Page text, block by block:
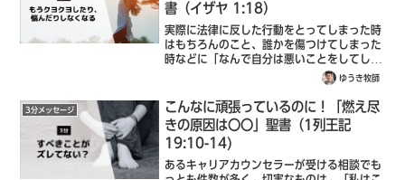
書（イザヤ 1:18）
実際に法律に反した行動をとってしまった時
はもちろんのこと、誰かを傷つけてしまった
時などに「なんで自分は悪いことをしてしま
ったんだ...」と自分自身を責めたり後悔して
いるときにおきる感情を「罪悪感」と言いま
す。心理カウンセラーの根本 裕幸（ね...
ゆうき牧師
3分メッセージ
こんなに頑張っているのに！「燃え尽
きの原因は〇〇」聖書（1列王記
19:10-14)
あるキャリアカウンセラーが受ける相談でも